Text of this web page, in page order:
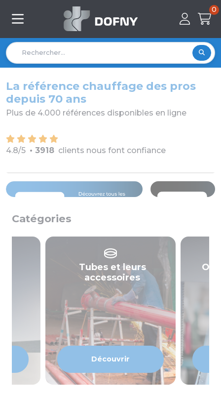
0
La référence chauffage des pros
depuis 70 ans
Plus de 4.000 références disponibles en ligne
4.8/5 • 3918 clients nous font confiance
Catégories
Tubes et leurs
accessoires
Découvrir